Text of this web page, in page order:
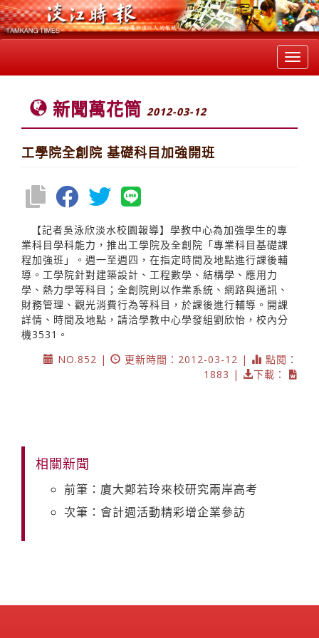
新聞萬花筒 2012-03-12
工學院全創院 基礎科目加強開班
【記者吳泳欣淡水校園報導】學教中心為加強學生的專
業科目學科能力，推出工學院及全創院「專業科目基礎課
程加強班」。週一至週四，在指定時間及地點進行課後輔
導。工學院針對建築設計、工程數學、結構學、應用力
學、熱力學等科目；全創院則以作業系統、網路與通訊、
財務管理、觀光消費行為等科目，於課後進行輔導。開課
詳情、時間及地點，請洽學教中心學發組劉欣怡，校內分
機3531。
NO.852 |
更新時間：2012-03-12 |
點閱：
1883 |
下載：
相關新聞
前筆：廈大鄭若玲來校研究兩岸高考
次筆：會計週活動精彩增企業參訪